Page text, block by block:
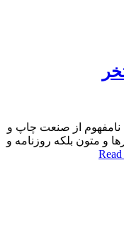
نامفهوم از صنعت چاپ و
و متون بلکه روزنامه و